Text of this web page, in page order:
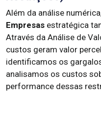
Além da análise
Empresas estratégica
Através da Análise de
custos geram valor
identificamos os
analisamos os custos
performance dessas